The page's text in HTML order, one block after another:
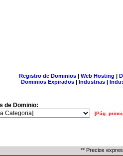
Registro de Dominios| Web Hosting |
Dominios Expirados | Industrias |
de Dominio:
[Pág.
** Precios